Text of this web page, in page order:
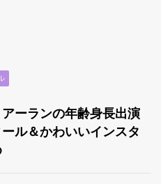
ーランの年齢身長出演
ル＆かわいいインスタ